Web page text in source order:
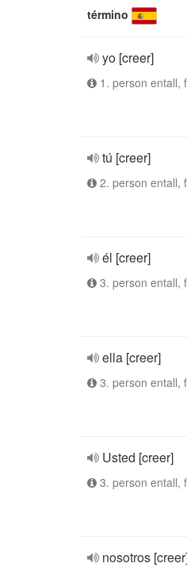
término
yo [creer]
1. person entall,
tú [creer]
2. person entall,
él [creer]
3. person entall,
ella [creer]
3. person entall,
Usted [creer]
3. person entall,
nosotros